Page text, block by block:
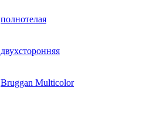
полнотелая
двухсторонняя
Bruggan Multicolor